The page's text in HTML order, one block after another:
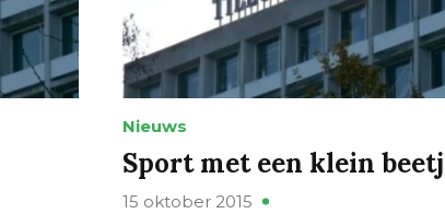
Nieuws
Sport met een klein
15 oktober 2015